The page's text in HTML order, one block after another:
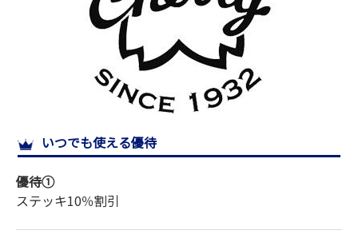
会員優待のご利用方法
サイトマップ
いつでも使える優待
優待①
ステッキ10％割引